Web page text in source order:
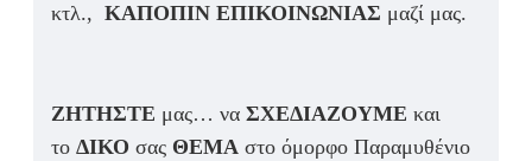
κτλ., ΚΑΠΟΠΙΝ ΕΠΙΚΟΙΝΩΝΙΑΣ μαζί μας.
ΖΗΤΗΣΤΕ μας… να ΣΧΕΔΙΑΖΟΥΜΕ και
το ΔΙΚΟ σας ΘΕΜΑ στο όμορφο Παραμυθένιο